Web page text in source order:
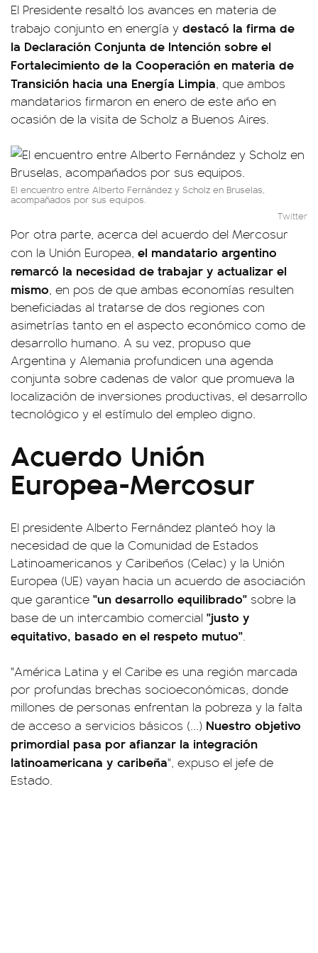
El Presidente resaltó los avances en materia de
trabajo conjunto en energía y destacó la firma de
la Declaración Conjunta de Intención sobre el
Fortalecimiento de la Cooperación en materia de
Transición hacia una Energía Limpia, que ambos
mandatarios firmaron en enero de este año en
ocasión de la visita de Scholz a Buenos Aires.
El encuentro entre Alberto Fernández y Scholz en Bruselas,
acompañados por sus equipos.
Twitter
Por otra parte, acerca del acuerdo del Mercosur
con la Unión Europea, el mandatario argentino
remarcó la necesidad de trabajar y actualizar el
mismo, en pos de que ambas economías resulten
beneficiadas al tratarse de dos regiones con
asimetrías tanto en el aspecto económico como de
desarrollo humano. A su vez, propuso que
Argentina y Alemania profundicen una agenda
conjunta sobre cadenas de valor que promueva la
localización de inversiones productivas, el desarrollo
tecnológico y el estímulo del empleo digno.
Acuerdo Unión
Europea-Mercosur
El presidente Alberto Fernández planteó hoy la
necesidad de que la Comunidad de Estados
Latinoamericanos y Caribeños (Celac) y la Unión
Europea (UE) vayan hacia un acuerdo de asociación
que garantice "un desarrollo equilibrado" sobre la
base de un intercambio comercial "justo y
equitativo, basado en el respeto mutuo".
"América Latina y el Caribe es una región marcada
por profundas brechas socioeconómicas, donde
millones de personas enfrentan la pobreza y la falta
de acceso a servicios básicos (...) Nuestro objetivo
primordial pasa por afianzar la integración
latinoamericana y caribeña", expuso el jefe de
Estado.